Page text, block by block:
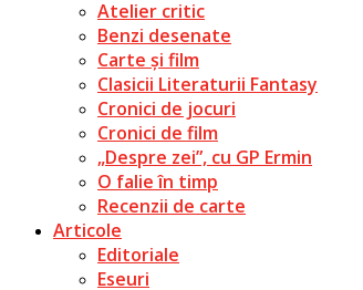
Atelier critic
Benzi desenate
Carte și film
Clasicii Literaturii Fantasy
Cronici de jocuri
Cronici de film
„Despre zei”, cu GP Ermin
O falie în timp
Recenzii de carte
Articole
Editoriale
Eseuri